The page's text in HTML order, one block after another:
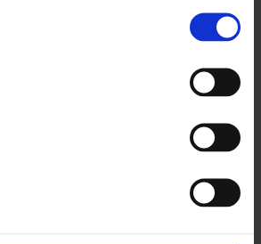
mit verglaster Einheit, inkl. Beschläge
aus 18 mm starken Profilbrettern
Fundamentbalken